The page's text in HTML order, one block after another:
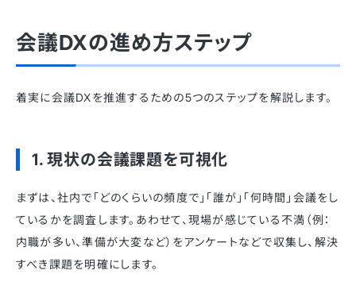
会議DXの進め方ステップ
着実に会議DXを推進するための5つのステップを解説します。
1. 現状の会議課題を可視化
まずは、社内で「どのくらいの頻度で」「誰が」「何時間」会議をし
ているかを調査します。あわせて、現場が感じている不満（例：
内職が多い、準備が大変など）をアンケートなどで収集し、解決
すべき課題を明確にします。